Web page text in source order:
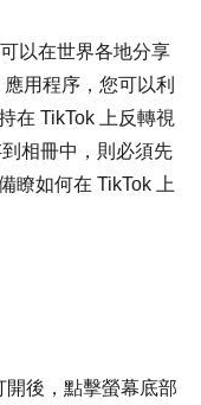
以在世界各地分享
用程序，您可以利
在 TikTok 上反轉視
相冊中，則必須先
瞭如何在 TikTok 上
開後，點擊螢幕底部